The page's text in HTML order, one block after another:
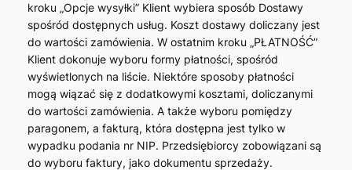
kroku „Opcje wysyłki” Klient wybiera sposób Dostawy
spośród dostępnych usług. Koszt dostawy doliczany jest
do wartości zamówienia. W ostatnim kroku „PŁATNOŚĆ”
Klient dokonuje wyboru formy płatności, spośród
wyświetlonych na liście. Niektóre sposoby płatności
mogą wiązać się z dodatkowymi kosztami, doliczanymi
do wartości zamówienia. A także wyboru pomiędzy
paragonem, a fakturą, która dostępna jest tylko w
wypadku podania nr NIP. Przedsiębiorcy zobowiązani są
do wyboru faktury, jako dokumentu sprzedaży.